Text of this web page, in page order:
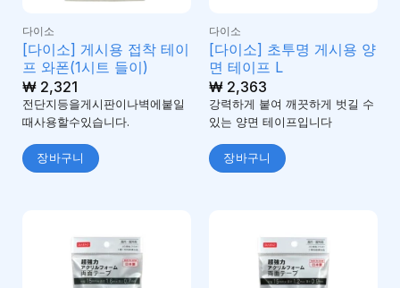
다이소
[다이소] 게시용 접착 테이
프 와폰(1시트 들이)
₩2,321
전단지등을게시판이나벽에붙일
때사용할수있습니다.
장바구니
다이소
[다이소] 초투명 게시용 양
면 테이프 L
₩2,363
강력하게 붙여 깨끗하게 벗길 수
있는 양면 테이프입니다
장바구니